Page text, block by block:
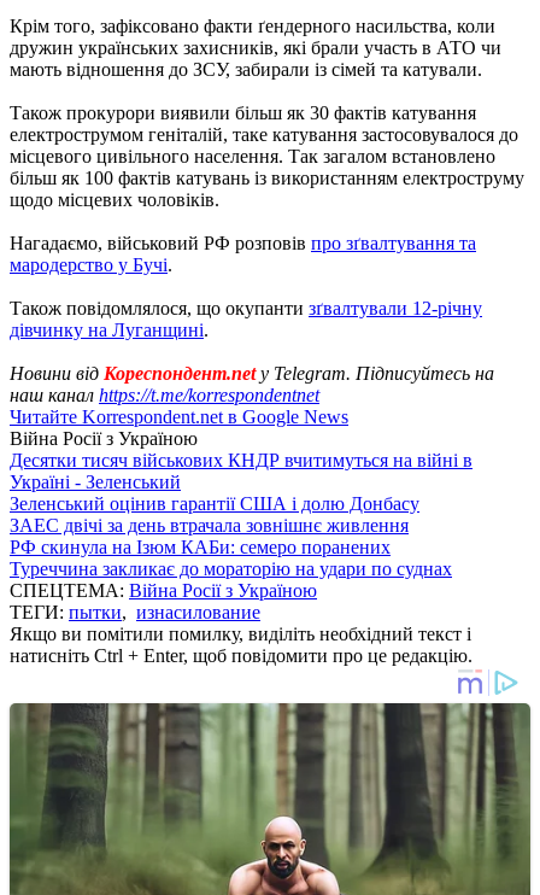
Крім того, зафіксовано факти ґендерного насильства, коли
дружин українських захисників, які брали участь в АТО чи
мають відношення до ЗСУ, забирали із сімей та катували.
Також прокурори виявили більш як 30 фактів катування
електрострумом геніталій, таке катування застосовувалося до
місцевого цивільного населення. Так загалом встановлено
більш як 100 фактів катувань із використанням електроструму
щодо місцевих чоловіків.
Нагадаємо, військовий РФ розповів про зґвалтування та
мародерство у Бучі.
Також повідомлялося, що окупанти зґвалтували 12-річну
дівчинку на Луганщині.
Новини від Кореспондент.netу Telegram. Підписуйтесь на
наш канал https://t.me/korrespondentnet
Читайте Korrespondent.net в Google News
Війна Росії з Україною
Десятки тисяч військових КНДР вчитимуться на війні в
Україні - Зеленський
Зеленський оцінив гарантії США і долю Донбасу
ЗАЕС двічі за день втрачала зовнішнє живлення
РФ скинула на Ізюм КАБи: семеро поранених
Туреччина закликає до мораторію на удари по суднах
СПЕЦТЕМА: Війна Росії з Україною
ТЕГИ: пытки, изнасилование
Якщо ви помітили помилку, виділіть необхідний текст і
натисніть Ctrl + Enter, щоб повідомити про це редакцію.